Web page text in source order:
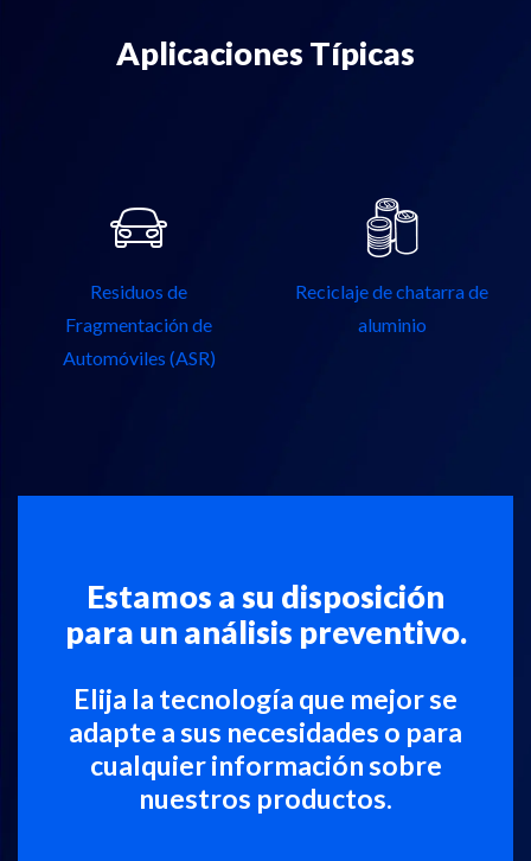
Aplicaciones Típicas
Residuos de
Fragmentación de
Automóviles (ASR)
Reciclaje de chatarra de
aluminio
Estamos a su disposición
para un análisis preventivo.
Elija la tecnología que mejor se
adapte a sus necesidades o para
cualquier información sobre
nuestros productos.